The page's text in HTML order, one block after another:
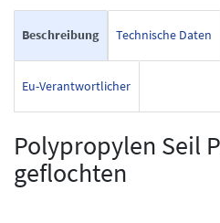
Beschreibung Technische Daten
Eu-Verantwortlicher
Polypropylen Seil
geflochten